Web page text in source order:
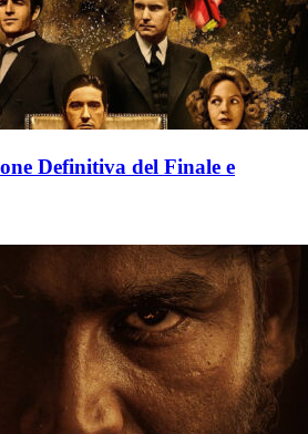
Definitiva del Finale e